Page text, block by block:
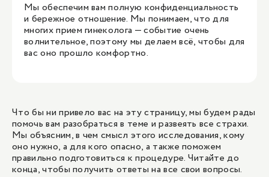
Мы обеспечим вам полную конфиденциальность
и бережное отношение. Мы понимаем, что для
многих прием гинеколога — событие очень
волнительное, поэтому мы делаем всё, чтобы для
вас оно прошло комфортно.
Что бы ни привело вас на эту страницу, мы будем рады
помочь вам разобраться в теме и развеять все страхи.
Мы объясним, в чем смысл этого исследования, кому
оно нужно, а для кого опасно, а также поможем
правильно подготовиться к процедуре. Читайте до
конца, чтобы получить ответы на все свои вопросы.